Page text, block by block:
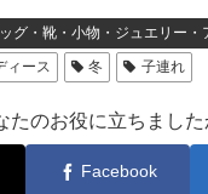
グ・靴・小物・ジュエリー・
ィース 冬 子連れ
たのお役に立ちました
Facebook